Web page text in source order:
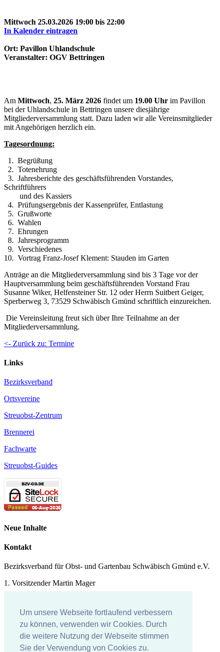
Um unsere Webseite fortlaufend verbessern
zu können, verwenden wir Cookies. Durch
die weitere Nutzung der Webseite stimmen
Sie der Verwendung von Cookies zu.
Mittwoch 25.03.2026 19:00 bis 22:00
In Kalender eintragen
Ort: Pavillon Uhlandschule
Veranstalter: OGV Bettringen
Am Mittwoch, 25. März 2026 findet um 19.00 Uhr im Pavillon
bei der Uhlandschule in Bettringen unsere diesjährige
Mitgliederversammlung statt. Dazu laden wir alle Vereinsmitglieder
mit Angehörigen herzlich ein.
Tagesordnung:
1. Begrüßung
2. Totenehrung
3. Jahresberichte des geschäftsführenden Vorstandes,
Schriftführers
und des Kassiers
4. Prüfungsergebnis der Kassenprüfer, Entlastung
5. Grußworte
6. Wahlen
7. Ehrungen
8. Jahresprogramm
9. Verschiedenes
10. Vortrag Franz-Josef Klement: Stauden im Garten
Anträge an die Mitgliederversammlung sind bis 3 Tage vor der
Hauptversammlung beim geschäftsführenden Vorstand Frau
Susanne Wiker, Helfensteiner Str. 12 oder Herrn Suitbert Geiger,
Sperberweg 3, 73529 Schwäbisch Gmünd schriftlich einzureichen.
Die Vereinsleitung freut sich über Ihre Teilnahme an der
Mitgliederversammlung.
<- Zurück zu: Termine
Links
Bezirksverband
Ortsvereine
Streuobst-Zentrum
Brennerei
Fachwarte
Streuobst-Guides
Neue Inhalte
Kontakt
Bezirksverband für Obst- und Gartenbau Schwäbisch Gmünd e.V.
1. Vorsitzender Martin Mager
E-Mail:martin.mager@t-online.de
Impressum